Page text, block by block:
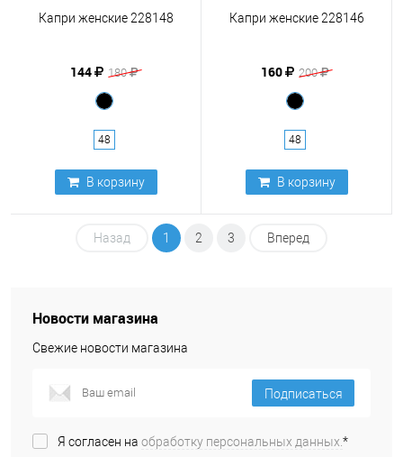
Капри женские 228148
144 180
48
В корзину
Капри женские 228146
160 200
48
В корзину
Назад 1 2 3 Вперед
Новости магазина
Свежие новости магазина
Подписаться
Я согласен на обработку персональных данных.*